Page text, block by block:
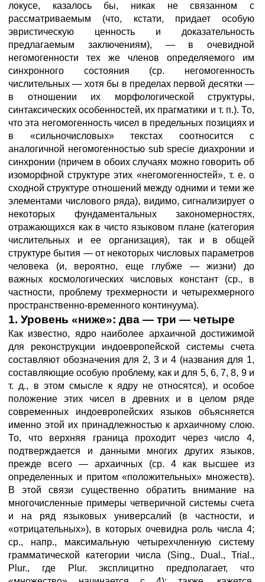
локусе, казалось бы, никак не связанном с
рассматриваемым (что, кстати, придает особую
эвристическую ценность и доказательность
предлагаемым заключениям), — в очевидной
негомогенности тех же членов определяемого им
синхронного состояния (ср. негомогенность
числительных — хотя бы в пределах первой десятки —
в отношении их морфологической структуры,
синтаксических особенностей, их прагматики и т. п.). То,
что эта негомогенность чисел в предельных позициях и
в «сильночисловых» текстах соотносится с
аналогичной негомогенностью sub specie диахронии и
синхронии (причем в обоих случаях можно говорить об
изоморфной структуре этих «негомогенностей», т. е. о
сходной структуре отношений между одними и теми же
элементами числового ряда), видимо, сигнализирует о
некоторых фундаментальных закономерностях,
отражающихся как в чисто языковом плане (категория
числительных и ее организация), так и в общей
структуре бытия — от некоторых числовых параметров
человека (и, вероятно, еще глубже — жизни) до
важных космологических числовых констант (ср., в
частности, проблему трехмерности и четырехмерного
пространственно-временного континуума).
1. Уровень «ниже»: два — три — четыре
Как известно, ядро наиболее архаичной достижимой
для реконструкции индоевропейской системы счета
составляют обозначения для 2, 3 и 4 (названия для 1,
составляющие особую проблему, как и для 5, 6, 7, 8, 9 и
т. д., в этом смысле к ядру не относятся), и особое
положение этих чисел в древних и в целом ряде
современных индоевропейских языков объясняется
именно этой их принадлежностью к архаичному слою.
То, что верхняя граница проходит через число 4,
подтверждается и данными многих других языков,
прежде всего — архаичных (ср. 4 как высшее из
определенных и притом «положительных» множеств).
В этой связи существенно обратить внимание на
многочисленные примеры четверичной системы счета
и на ряд языковых универсалий (в частности, и
«отрицательных»), в которых очевидна роль числа 4;
ср., напр., максимальную четырехчленную систему
грамматической категории числа (Sing., Dual., Trial.,
Plur., где Plur. эксплицитно предполагает, что